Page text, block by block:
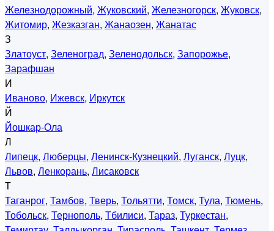
Железнодорожный, Жуковский, Железногорск, Жуковск,
Житомир, Жезказган, Жанаозен, Жанатас
З
Златоуст, Зеленоград, Зеленодольск, Запорожье,
Зарафшан
И
Иваново, Ижевск, Иркутск
Й
Йошкар-Ола
Л
Липецк, Люберцы, Ленинск-Кузнецкий, Луганск, Луцк,
Львов, Ленкорань, Лисаковск
Т
Таганрог, Тамбов, Тверь, Тольятти, Томск, Тула, Тюмень,
Тобольск, Тернополь, Тбилиси, Тараз, Туркестан,